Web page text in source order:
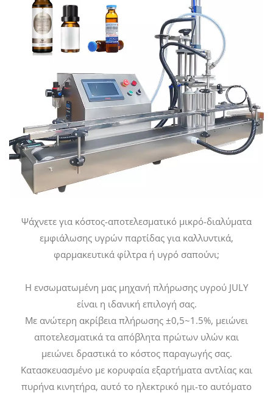
Ψάχνετε για κόστος-αποτελεσματικό μικρό-διαλύματα
εμφιάλωσης υγρών παρτίδας για καλλυντικά,
φαρμακευτικά φίλτρα ή υγρό σαπούνι;
Η ενσωματωμένη μας μηχανή πλήρωσης υγρού JULY
είναι η ιδανική επιλογή σας.
Με ανώτερη ακρίβεια πλήρωσης ±0,5~1.5%, μειώνει
αποτελεσματικά τα απόβλητα πρώτων υλών και
μειώνει δραστικά το κόστος παραγωγής σας.
Κατασκευασμένο με κορυφαία εξαρτήματα αντλίας και
πυρήνα κινητήρα, αυτό το ηλεκτρικό ημι-το αυτόματο